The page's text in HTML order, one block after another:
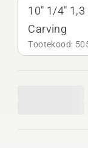
10" 1/4"
Carving
Tootekood: